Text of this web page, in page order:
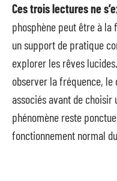
Ces trois lectures ne
phosphène peut être à la
un support de pratique
explorer les rêves
observer la fréquence,
associés avant de
phénomène reste
fonctionnement normal